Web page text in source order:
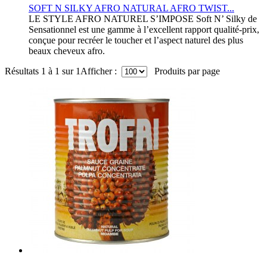
SOFT N SILKY AFRO NATURAL AFRO TWIST...
LE STYLE AFRO NATUREL S’IMPOSE Soft N’ Silky de
Sensationnel est une gamme à l’excellent rapport qualité-prix,
conçue pour recréer le toucher et l’aspect naturel des plus
beaux cheveux afro.
Résultats 1 à 1 sur 1 Afficher : Produits par page